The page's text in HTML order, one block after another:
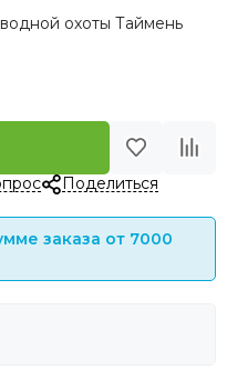
охоты Таймень
Поделиться
заказа от 7000